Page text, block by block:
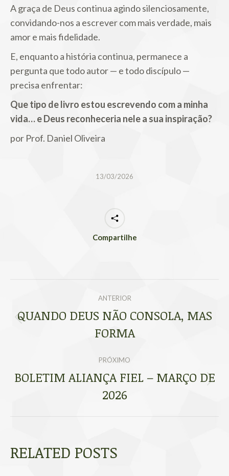
A graça de Deus continua agindo silenciosamente,
convidando-nos a escrever com mais verdade, mais
amor e mais fidelidade.
E, enquanto a história continua, permanece a
pergunta que todo autor — e todo discípulo —
precisa enfrentar:
Que tipo de livro estou escrevendo com a minha
vida… e Deus reconheceria nele a sua inspiração?
por Prof. Daniel Oliveira
13/03/2026
Compartilhe
NAVEGAÇÃO
DE
ANTERIOR
Post
anterior:
QUANDO DEUS NÃO CONSOLA, MAS
FORMA
PRÓXIMO
Próximo
post:
BOLETIM ALIANÇA FIEL – MARÇO DE
2026
RELATED POSTS